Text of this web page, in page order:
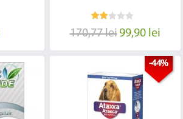
170,77 lei99,90 lei
-44%